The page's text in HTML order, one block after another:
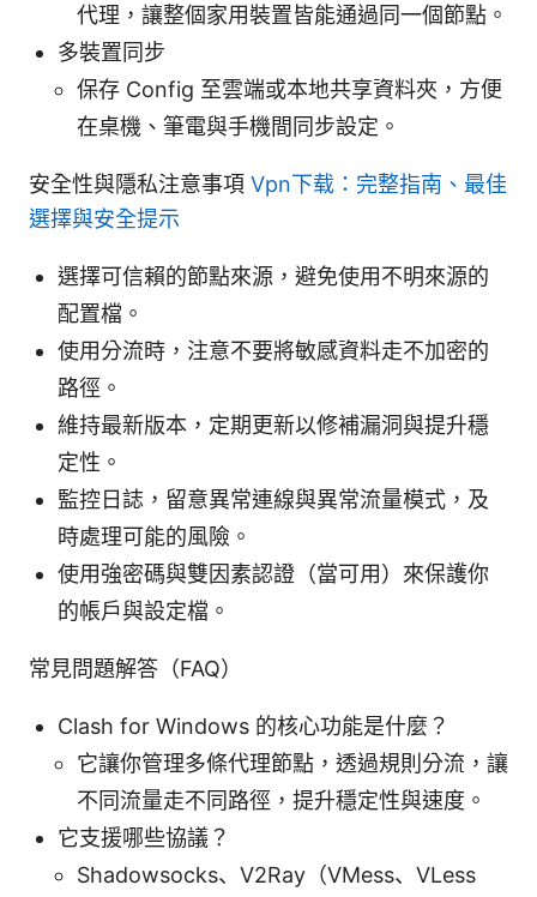
代理，讓整個家用裝置皆能通過同一個節點。
多裝置同步
保存 Config 至雲端或本地共享資料夾，方便
在桌機、筆電與手機間同步設定。
安全性與隱私注意事項 Vpn下载：完整指南、最佳
選擇與安全提示
選擇可信賴的節點來源，避免使用不明來源的
配置檔。
使用分流時，注意不要將敏感資料走不加密的
路徑。
維持最新版本，定期更新以修補漏洞與提升穩
定性。
監控日誌，留意異常連線與異常流量模式，及
時處理可能的風險。
使用強密碼與雙因素認證（當可用）來保護你
的帳戶與設定檔。
常見問題解答（FAQ）
Clash for Windows 的核心功能是什麼？
它讓你管理多條代理節點，透過規則分流，讓
不同流量走不同路徑，提升穩定性與速度。
它支援哪些協議？
Shadowsocks、V2Ray（VMess、VLess